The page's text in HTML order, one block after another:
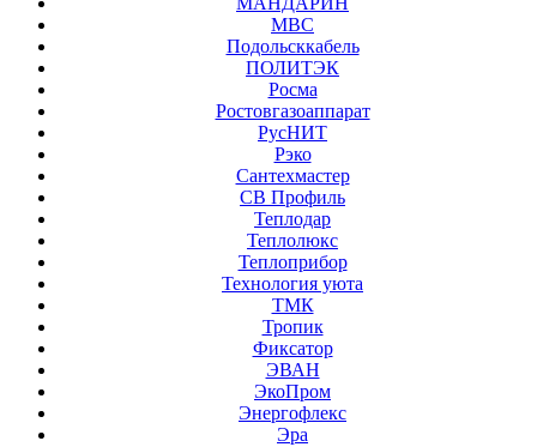
МВС
Подольсккабель
ПОЛИТЭК
Росма
Ростовгазоаппарат
РусНИТ
Рэко
Сантехмастер
СВ Профиль
Теплодар
Теплолюкс
Теплоприбор
Технология уюта
ТМК
Тропик
Фиксатор
ЭВАН
ЭкоПром
Энергофлекс
Эра